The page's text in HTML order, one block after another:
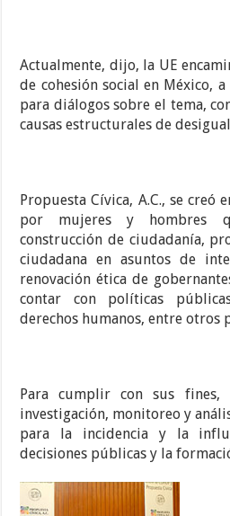
Actualmente, dijo, la UE
de cohesión social en México,
para diálogos sobre el tema,
causas estructurales de
Propuesta Cívica, A.C., se creó
por mujeres y hombres
construcción de ciudadanía,
ciudadana en asuntos de
renovación ética de
contar con políticas
derechos humanos, entre otros
Para cumplir con sus fines,
investigación, monitoreo y
para la incidencia y la
decisiones públicas y la